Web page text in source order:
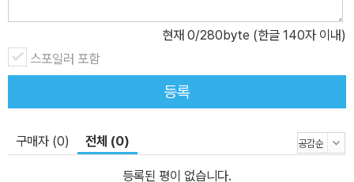
현재 0/280byte (한글 140자 이내)
스포일러 포함
등록
구매자 (0) 전체 (0)
등록된 평이 없습니다.